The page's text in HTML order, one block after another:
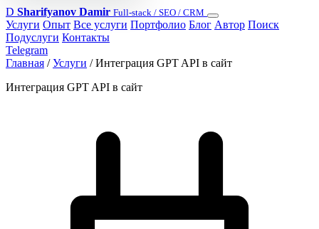
D Sharifyanov Damir Full-stack / SEO / CRM
Услуги Опыт Все услуги Портфолио Блог Автор Поиск
Подуслуги Контакты
Telegram
Главная / Услуги / Интеграция GPT API в сайт
Интеграция GPT API в сайт